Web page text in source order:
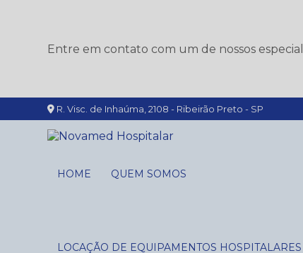
Entre em contato com um de nossos
R. Visc. de Inhaúma, 2108 - Ribeirão Preto - SP
HOME QUEM SOMOS
LOCAÇÃO DE EQUIPAMENTOS HOSPITALARES